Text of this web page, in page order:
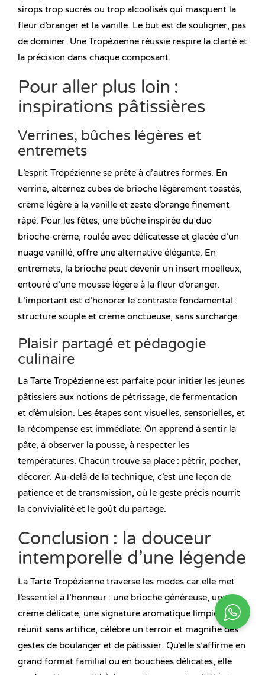
sirops trop sucrés ou trop alcoolisés qui masquent la
fleur d’oranger et la vanille. Le but est de souligner, pas
de dominer. Une Tropézienne réussie respire la clarté et
la précision dans chaque composant.
Pour aller plus loin :
inspirations pâtissières
Verrines, bûches légères et
entremets
L’esprit Tropézienne se prête à d’autres formes. En
verrine, alternez cubes de brioche légèrement toastés,
crème légère à la vanille et zeste d’orange finement
râpé. Pour les fêtes, une bûche inspirée du duo
brioche-crème, roulée avec délicatesse et glacée d’un
nuage vanillé, offre une alternative élégante. En
entremets, la brioche peut devenir un insert moelleux,
entouré d’une mousse légère à la fleur d’oranger.
L’important est d’honorer le contraste fondamental :
structure souple et crème onctueuse, sans surcharge.
Plaisir partagé et pédagogie
culinaire
La Tarte Tropézienne est parfaite pour initier les jeunes
pâtissiers aux notions de pétrissage, de fermentation
et d’émulsion. Les étapes sont visuelles, sensorielles, et
la récompense est immédiate. On apprend à sentir la
pâte, à observer la pousse, à respecter les
températures. Chacun trouve sa place : pétrir, pocher,
décorer. Au-delà de la technique, c’est une leçon de
patience et de transmission, où le geste précis nourrit
la convivialité et le goût du partage.
Conclusion : la douceur
intemporelle d’une légende
La Tarte Tropézienne traverse les modes car elle met
l’essentiel à l’honneur : une brioche généreuse, une
crème délicate, une signature aromatique limpide. Elle
réunit sans artifice, célèbre un terroir et magnifie des
gestes de boulanger et de pâtissier. Qu’elle s’affirme en
grand format familial ou en bouchées délicates, elle